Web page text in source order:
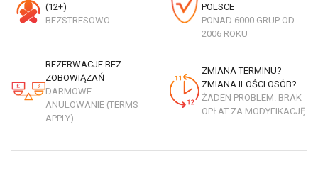
(12+)
BEZSTRESOWO
POLSCE
PONAD 6000 GRUP OD
2006 ROKU
REZERWACJE BEZ
ZOBOWIĄZAŃ
DARMOWE
ANULOWANIE (TERMS
APPLY)
ZMIANA TERMINU?
ZMIANA ILOŚCI OSÓB?
ŻADEN PROBLEM. BRAK
OPŁAT ZA MODYFIKACJĘ